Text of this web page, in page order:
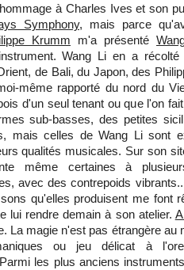
à Charles Ives et son
Symphony, mais parce
Krumm m'a présenté
Wang Li en a
de Bali, du Japon, des
même rapporté du nord du
d'un seul tenant ou que l'on
sub-basses, des petites
mais celles de Wang Li sont
qualités musicales. Sur son
même certaines à
avec des contrepoids
qu'elles produisent me font
lui rendre demain à son atelier.
La magie n'est pas étrangère au
ou jeu délicat à
les plus anciens